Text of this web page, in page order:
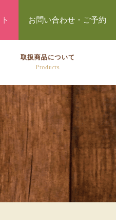
お問い合わせ・ご予約
取扱商品について
Products